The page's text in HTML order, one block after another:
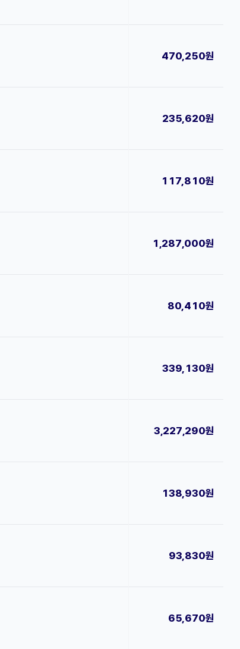
470,250원
235,620원
117,810원
1,287,000원
80,410원
339,130원
3,227,290원
138,930원
93,830원
65,670원